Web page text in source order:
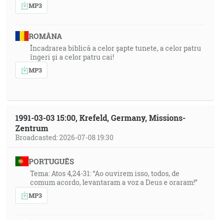
MP3
ROMÂNA
Încadrarea biblică a celor șapte tunete, a celor patru
îngeri și a celor patru cai!
MP3
1991-03-03 15:00, Krefeld, Germany, Missions-
Zentrum
Broadcasted: 2026-07-08 19:30
PORTUGUÊS
Tema: Atos 4,24-31: “Ao ouvirem isso, todos, de
comum acordo, levantaram a voz a Deus e oraram!”
MP3